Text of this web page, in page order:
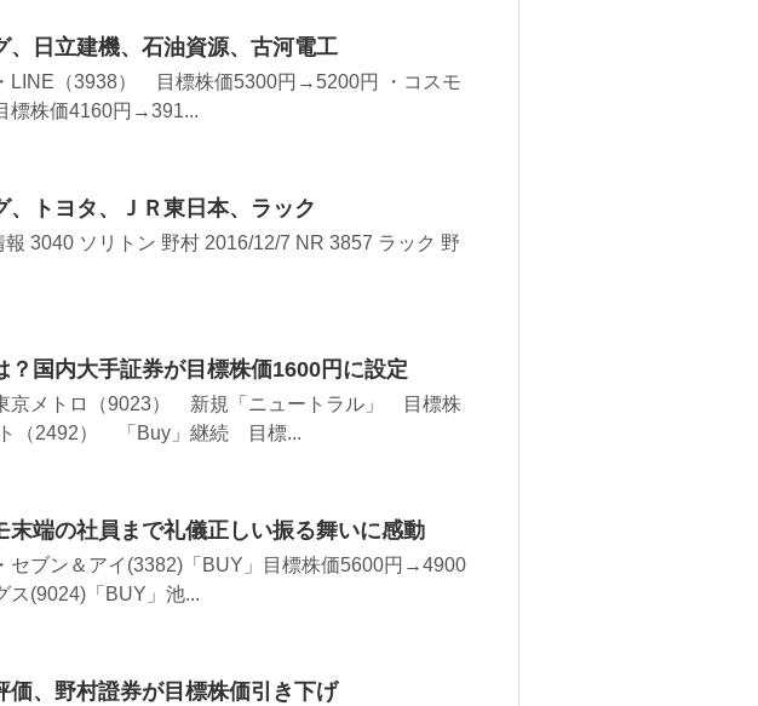
、日立建機、石油資源、古河電工
LINE（3938） 目標株価5300円→5200円 ・コスモ
株価4160円→391...
、トヨタ、ＪＲ東日本、ラック
3040 ソリトン 野村 2016/12/7 NR 3857 ラック 野
？国内大手証券が目標株価1600円に設定
京メトロ（9023） 新規「ニュートラル」 目標株
（2492） 「Buy」継続 目標...
末端の社員まで礼儀正しい振る舞いに感動
セブン＆アイ(3382)「BUY」目標株価5600円→4900
ス(9024)「BUY」池...
価、野村證券が目標株価引き下げ